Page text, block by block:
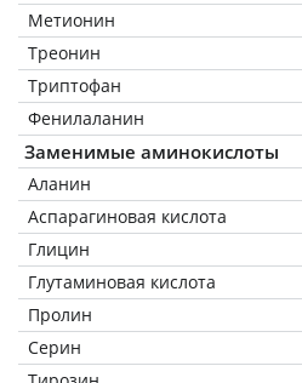
Метионин
Треонин
Триптофан
Фенилаланин
Заменимые аминокислоты
Аланин
Аспарагиновая кислота
Глицин
Глутаминовая кислота
Пролин
Серин